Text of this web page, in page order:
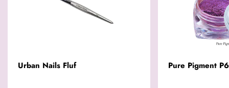
Urban Nails Fluf Pure Pigment